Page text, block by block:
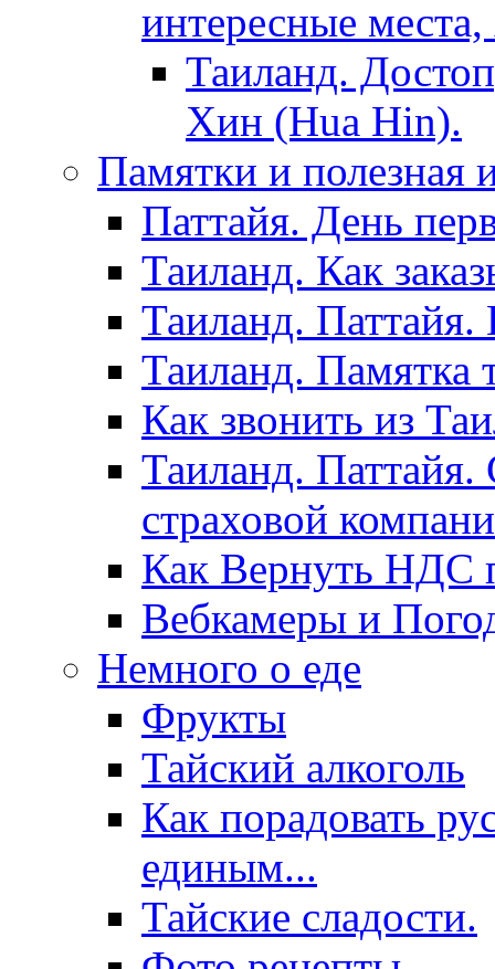
интересные
Таиланд.
Хин (Hua Hin).
Памятки и полезная
Паттайя. День
Таиланд. Как
Таиланд.
Таиланд. Памятка
Как звонить из
Таиланд. Паттайя.
страховой
Как Вернуть НДС
Вебкамеры и
Немного о еде
Фрукты
Тайский алкоголь
Как порадовать
единым...
Тайские сладости.